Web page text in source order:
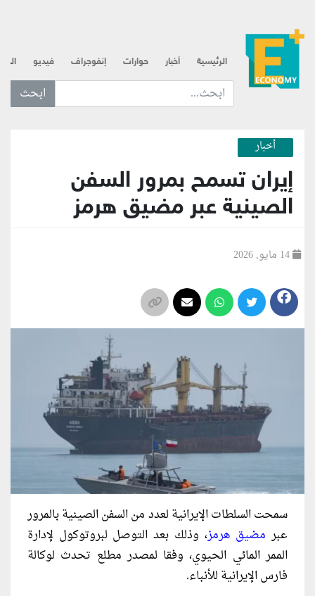
الرئيسية أخبار حوارات إنفوجراف فيديو
ابحث عن... :
أخبار
إيران تسمح بمرور السفن
الصينية عبر مضيق هرمز
سمحت السلطات الإيرانية لعدد من السفن الصينية بالمرور
عبرمضيق هرمز، وذلك بعد التوصل لبروتوكول لإدارة
الممر المائي الحيوي، وفقا لمصدر مطلع تحدث لوكالة
فارس الإيرانية للأنباء.